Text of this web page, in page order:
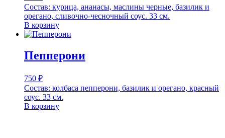
Состав: курица, ананасы, маслины черные, базилик и
орегано, сливочно-чесночный соус. 33 см.
В корзину
Пепперони
750 ₽
Состав: колбаса пепперони, базилик и орегано, красный
соус. 33 см.
В корзину